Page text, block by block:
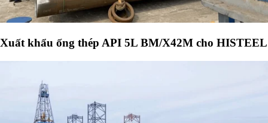
Xuất khẩu ống thép API 5L BM/X42M cho HISTEEL